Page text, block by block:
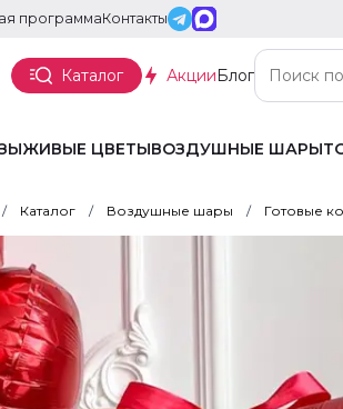
программаКонтакты
Каталог АкцииБлог
ЖИВЫЕ ЦВЕТЫВОЗДУШНЫЕ ШАРЫ
Каталог Воздушные шары Готовые